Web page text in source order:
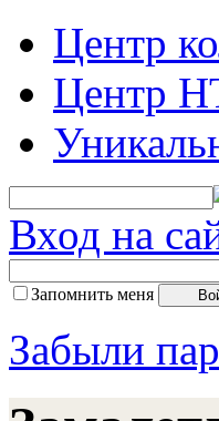
Центр
Центр
Вход на
Запомнить меня
Забыли